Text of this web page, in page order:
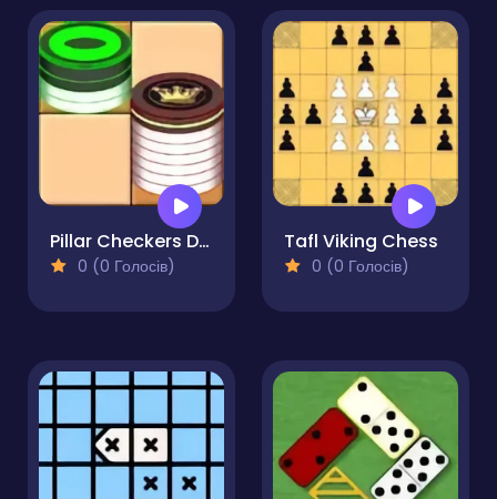
Pillar Checkers Duel
0 (0 Голосів)
Tafl Viking Chess
0 (0 Голосів)